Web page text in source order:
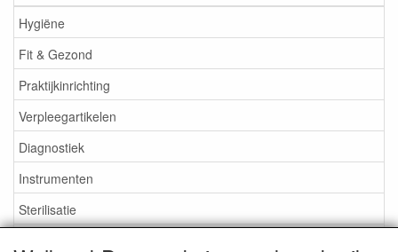
Hygiëne
Fit & Gezond
Praktijkinrichting
Verpleegartikelen
Diagnostiek
Instrumenten
Sterilisatie